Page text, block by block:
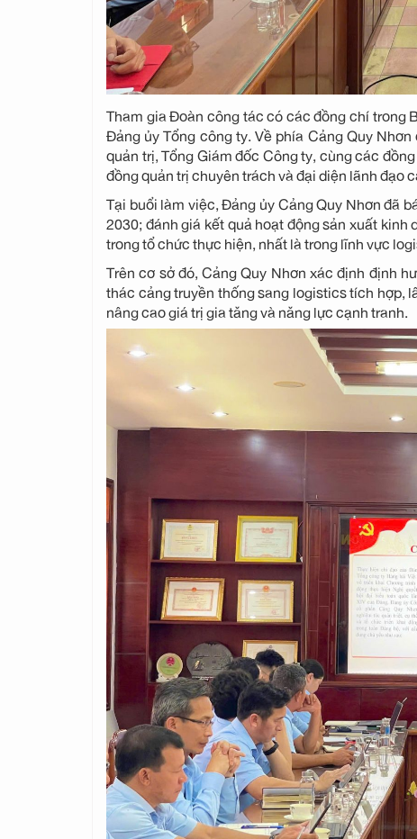
Tham gia Đoàn công tác có các đồng chí trong
Đảng ủy Tổng công ty. Về phía Cảng Quy
quản trị, Tổng Giám đốc Công ty, cùng các
đồng quản trị chuyên trách và đại diện lãnh đạo
Tại buổi làm việc, Đảng ủy Cảng Quy Nhơn đã
2030; đánh giá kết quả hoạt động sản xuất
trong tổ chức thực hiện, nhất là trong lĩnh vực
Trên cơ sở đó, Cảng Quy Nhơn xác định định
thác cảng truyền thống sang logistics tích hợp,
nâng cao giá trị gia tăng và năng lực cạnh tranh.